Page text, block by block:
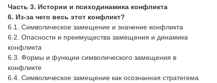
Часть 3. Истории и психодинамика конфликта
6. Из-за чего весь этот конфликт?
6.1. Символическое замещение и значение конфликта
6.2. Опасности и преимущества замещения и динамика
конфликта
6.3. Формы и функции символического замещения в
конфликте
6.4. Символическое замещение как осознанная стратегема